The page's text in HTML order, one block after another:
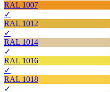
RAL 1007
✓
RAL 1012
✓
RAL 1014
✓
RAL 1016
✓
RAL 1018
✓